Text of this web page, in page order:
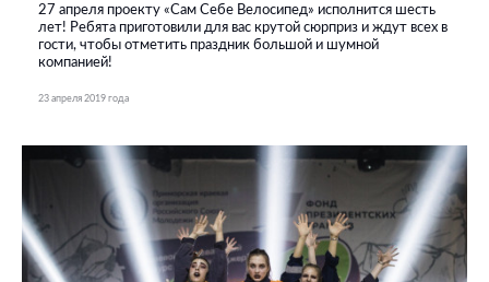
27 апреля проекту «Сам Себе Велосипед» исполнится шесть
лет! Ребята приготовили для вас крутой сюрприз и ждут всех в
гости, чтобы отметить праздник большой и шумной
компанией!
23 апреля 2019 года